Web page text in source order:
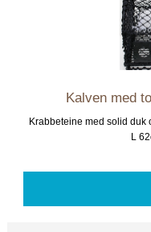
Kalven med
Krabbeteine med solid duk
L